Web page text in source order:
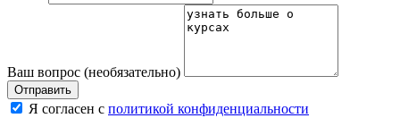
Ваш вопрос (необязательно)
Я согласен с политикой конфиденциальности